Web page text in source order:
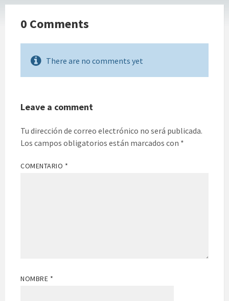
0 Comments
There are no comments yet
Leave a comment
Tu dirección de correo electrónico no será publicada.
Los campos obligatorios están marcados con *
COMENTARIO *
NOMBRE *